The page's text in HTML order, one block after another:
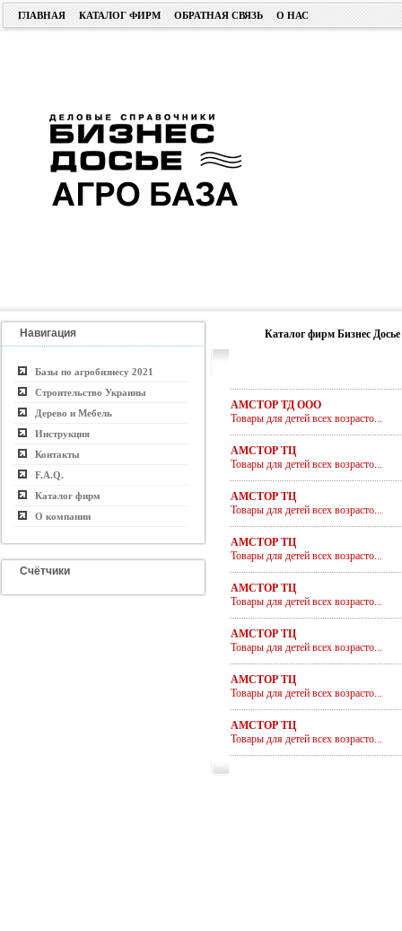
ГЛАВНАЯ КАТАЛОГ ФИРМ ОБРАТНАЯ СВЯЗЬ О НАС
Навигация
Базы по агробизнесу 2021
Строительство Украины
Дерево и Мебель
Инструкция
Контакты
F.A.Q.
Каталог фирм
О компании
Счётчики
Каталог фирм Бизнес Досье
АМСТОР ТД ООО
Товары для детей всех возрасто...
АМСТОР ТЦ
Товары для детей всех возрасто...
АМСТОР ТЦ
Товары для детей всех возрасто...
АМСТОР ТЦ
Товары для детей всех возрасто...
АМСТОР ТЦ
Товары для детей всех возрасто...
АМСТОР ТЦ
Товары для детей всех возрасто...
АМСТОР ТЦ
Товары для детей всех возрасто...
АМСТОР ТЦ
Товары для детей всех возрасто...